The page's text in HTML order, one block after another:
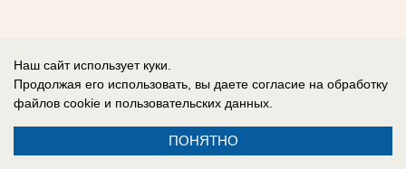
Наш сайт использует куки.
Продолжая его использовать, вы даете согласие на обработку
файлов cookie и пользовательских данных.
ПОНЯТНО